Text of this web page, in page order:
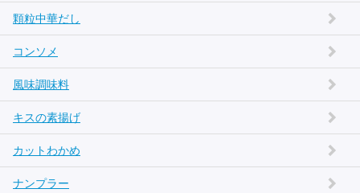
顆粒中華だし
コンソメ
風味調味料
キスの素揚げ
カットわかめ
ナンプラー